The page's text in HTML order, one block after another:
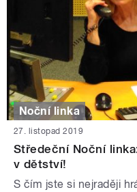
Noční linka
27. listopad 2019
Středeční Noční
v dětství!
S čím jste si nejraději